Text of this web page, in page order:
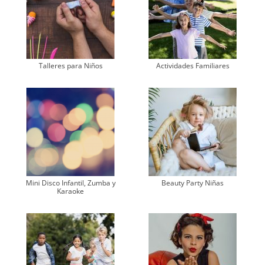
Talleres para Niños Actividades Familiares
Mini Disco Infantil, Zumba y
Karaoke
Beauty Party Niñas